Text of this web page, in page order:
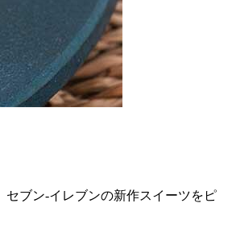
ブン-イレブンの新作スイーツをピ